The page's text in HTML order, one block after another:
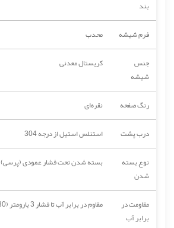
بند
فرم شیشه
محدب
جنس
شیشه
کریستال معدنی
رنگ صفحه
نقره‌ای
درب پشت
استنلس استیل از درجه 304
نوع بسته
شدن
بسته شدن تحت فشار عمودی (پرسی)
مقاومت در
برابر آب
مقاوم در برابر آب تا فشار 3 بارومتر (30 متر)